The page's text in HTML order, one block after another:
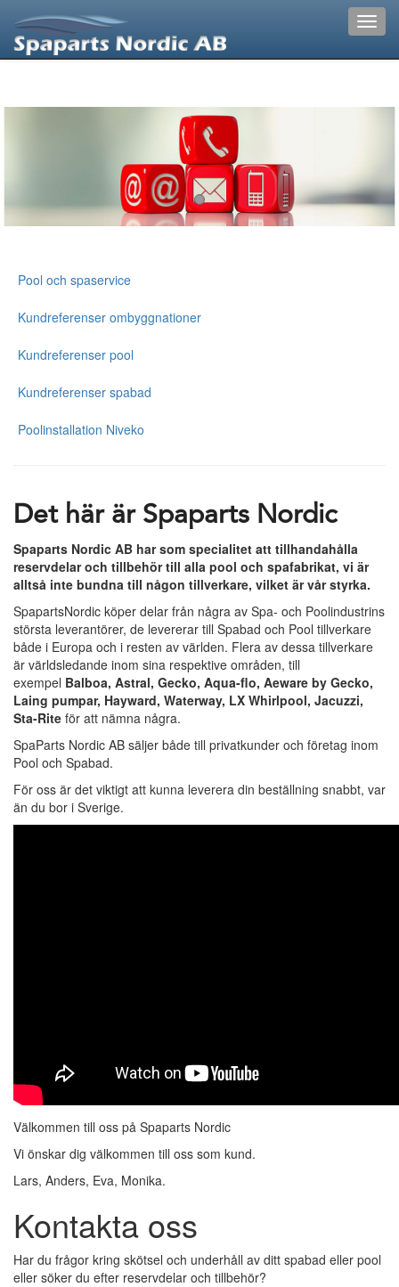
Pool och spaservice
Kundreferenser ombyggnationer
Kundreferenser pool
Kundreferenser spabad
Poolinstallation Niveko
Det här är Spaparts Nordic
Spaparts Nordic AB har som specialitet att tillhandahålla
reservdelar och tillbehör till alla pool och spafabrikat, vi är
alltså inte bundna till någon tillverkare, vilket är vår styrka.
SpapartsNordic köper delar från några av Spa- och Poolindustrins
största leverantörer, de levererar till Spabad och Pool tillverkare
både i Europa och i resten av världen. Flera av dessa tillverkare
är världsledande inom sina respektive områden, till
exempel Balboa, Astral, Gecko, Aqua-flo, Aeware by Gecko,
Laing pumpar, Hayward, Waterway, LX Whirlpool, Jacuzzi,
Sta-Rite för att nämna några.
SpaParts Nordic AB säljer både till privatkunder och företag inom
Pool och Spabad.
För oss är det viktigt att kunna leverera din beställning snabbt, var
än du bor i Sverige.
Välkommen till oss på Spaparts Nordic
Vi önskar dig välkommen till oss som kund.
Lars, Anders, Eva, Monika.
Kontakta oss
Har du frågor kring skötsel och underhåll av ditt spabad eller pool
eller söker du efter reservdelar och tillbehör?